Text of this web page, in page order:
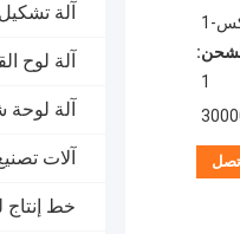
آلة
آلة لوح
آلة
آلات
خط إنتاج
1
1
اتصل